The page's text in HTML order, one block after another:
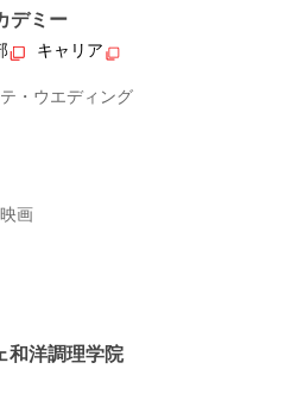
デミー
キャリア
・ウエディング
画
和洋調理学院